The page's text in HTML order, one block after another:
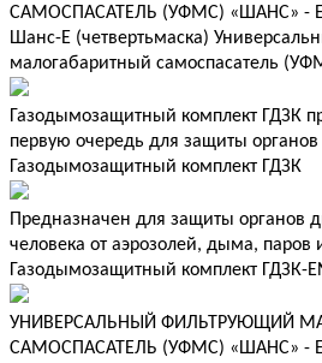
САМОСПАСАТЕЛЬ (УФМС) «ШАНС» -
Шанс-Е (четвертьмаска)
малогабаритный самоспасатель
Газодымозащитный комплект ГДЗК
первую очередь для защиты
Газодымозащитный комплект ГДЗК
Предназначен для защиты органов
человека от аэрозолей, дыма, паров
Газодымозащитный комплект ГДЗК-
УНИВЕРСАЛЬНЫЙ ФИЛЬТРУЮЩИЙ
САМОСПАСАТЕЛЬ (УФМС) «ШАНС» - Е